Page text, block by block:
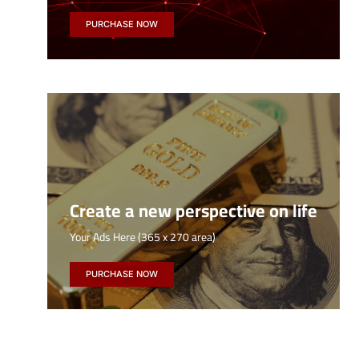
PURCHASE NOW
Create a new perspective on life
Your Ads Here (365 x 270 area)
PURCHASE NOW